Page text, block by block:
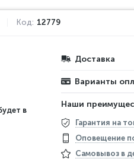
Код: 12779
в
Доставка
Варианты
Наши
Гарантия на
Оповещение
Самовывоз в